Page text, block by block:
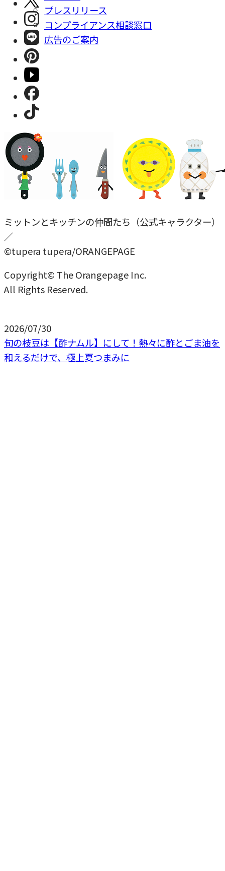
プレスリリース
コンプライアンス相談窓⼝
広告のご案内
ミットンとキッチンの仲間たち（公式キャラクター）
／
©tupera tupera/ORANGEPAGE
Copyright© The Orangepage Inc.
All Rights Reserved.
2026/07/30
旬の枝豆は【酢ナムル】にして！熱々に酢とごま油を
和えるだけで、極上夏つまみに